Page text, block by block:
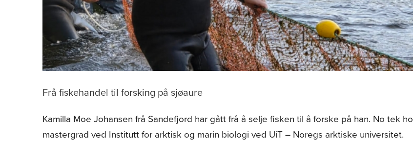
Frå fiskehandel til forsking på sjøaure
Kamilla Moe Johansen frå Sandefjord har gått frå å selje fisken til å forske på han. No tek ho
mastergrad ved Institutt for arktisk og marin biologi ved UiT – Noregs arktiske universitet.